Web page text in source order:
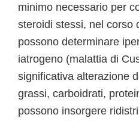
minimo necessario per
steroidi stessi, nel corso
possono determinare
iatrogeno (malattia di
significativa alterazione
grassi, carboidrati,
possono insorgere